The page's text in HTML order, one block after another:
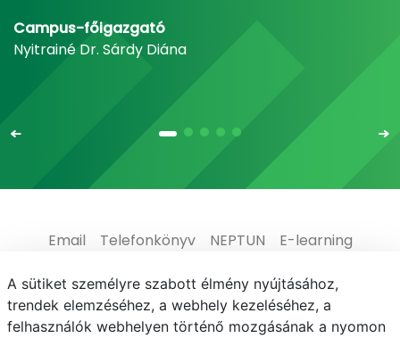
Campus-főigazgató
Nyitrainé Dr. Sárdy Diána
Email Telefonkönyv NEPTUN
E-learning
Médiaközpont
Informatikai Igazgatóság
Adatvédelem
A sütiket személyre szabott élmény nyújtásához,
trendek elemzéséhez, a webhely kezeléséhez, a
felhasználók webhelyen történő mozgásának a nyomon